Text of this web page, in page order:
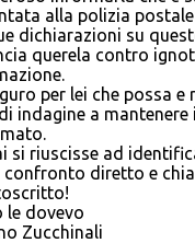
alla polizia
dichiarazioni su
querela contro
per lei che possa e
indagine a mantenere
si riuscisse ad
confronto diretto e
le dovevo
Zucchinali